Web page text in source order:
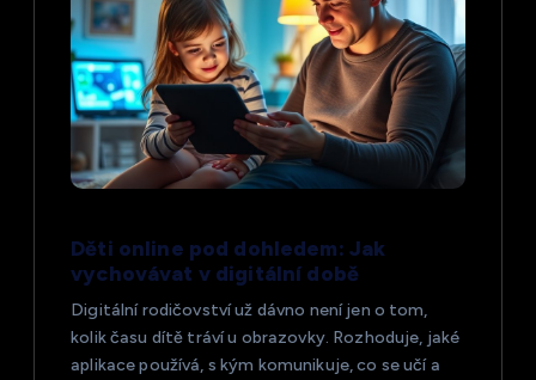
Děti online pod dohledem: Jak
vychovávat v digitální době
Digitální rodičovství už dávno není jen o tom,
kolik času dítě tráví u obrazovky. Rozhoduje, jaké
aplikace používá, s kým komunikuje, co se učí a